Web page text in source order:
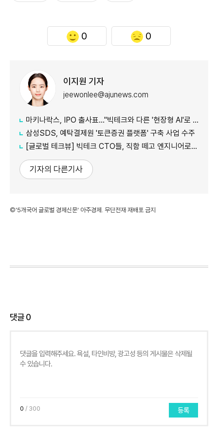
0 0
이지원 기자
jeewonlee@ajunews.com
마키나락스, IPO 출사표…"빅테크와 다른 '현장형 AI'로 승부"
삼성SDS, 예탁결제원 '토큰증권 플랫폼' 구축 사업 수주
[글로벌 테크뷰] 빅테크 CTO들, 직함 떼고 엔지니어로 유턴...'앤트로픽행 러시' 이유는
기자의 다른기사
©'5개국어 글로벌 경제신문' 아주경제. 무단전재·재배포 금지
댓글0
0 / 300 등록